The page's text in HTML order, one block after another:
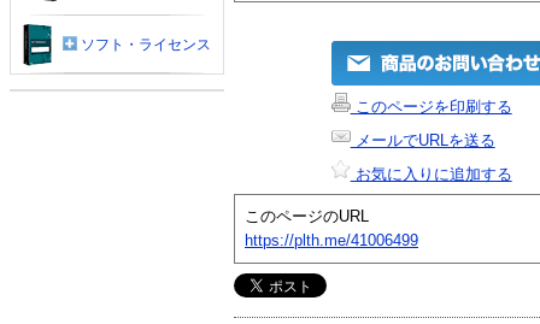
このページを印刷する
メールでURLを送る
お気に入りに追加する
このページのURL
https://plth.me/41006499
ソフト・ライセンス